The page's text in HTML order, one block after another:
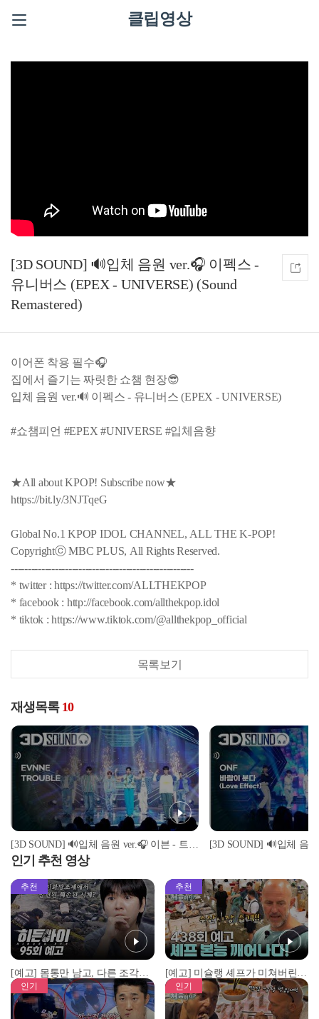
클립영상
[3D SOUND] 🔊입체 음원 ver.🎧 이펙스 -
유니버스 (EPEX - UNIVERSE) (Sound
Remastered)
이어폰 착용 필수🎧
집에서 즐기는 짜릿한 쇼챔 현장😎
입체 음원 ver.🔊 이펙스 - 유니버스 (EPEX - UNIVERSE)
#쇼챔피언 #EPEX #UNIVERSE #입체음향
★All about KPOP! Subscribe now★
https://bit.ly/3NJTqeG
Global No.1 KPOP IDOL CHANNEL, ALL THE K-POP!
Copyrightⓒ MBC PLUS, All Rights Reserved.
------------------------------------------------------
* twitter : https://twitter.com/ALLTHEKPOP
* facebook : http://facebook.com/allthekpop.idol
* tiktok : https://www.tiktok.com/@allthekpop_official
목록보기
재생목록 10
[3D SOUND] 🔊입체 음원 ver.🎧 이븐 - 트러블 (EVNNE - TROUBLE) (Sound Remastered)
인기 추천 영상
추천
[예고] 몸통만 남고, 다른 조각은 어디에..? 시화호에서 드러난 충격적인 토막 살인사건!
추천
[예고] 미슐랭 셰프가 미쳐버린 이유! 본능이 깨어난 사건은?
인기 인기